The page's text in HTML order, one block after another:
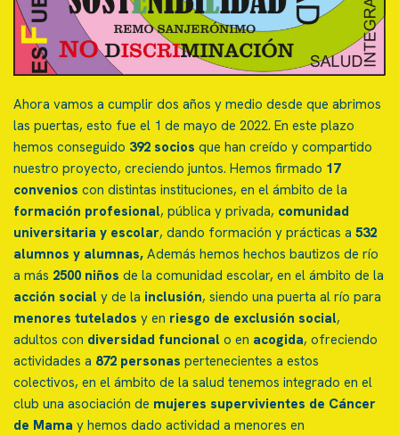
Ahora vamos a cumplir dos años y medio desde que abrimos
las puertas, esto fue el 1 de mayo de 2022. En este plazo
hemos conseguido 392 socios que han creído y compartido
nuestro proyecto, creciendo juntos. Hemos firmado 17
convenios con distintas instituciones, en el ámbito de la
formación profesional, pública y privada, comunidad
universitaria y escolar, dando formación y prácticas a 532
alumnos y alumnas, Además hemos hechos bautizos de río
a más 2500 niños de la comunidad escolar, en el ámbito de la
acción social y de la inclusión, siendo una puerta al río para
menores tutelados y en riesgo de exclusión social,
adultos con diversidad funcional o en acogida, ofreciendo
actividades a 872 personas pertenecientes a estos
colectivos, en el ámbito de la salud tenemos integrado en el
club una asociación de mujeres supervivientes de Cáncer
de Mama y hemos dado actividad a menores en